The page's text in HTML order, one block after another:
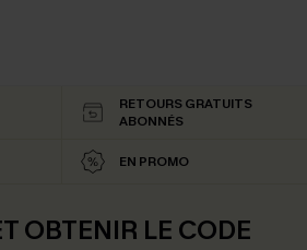
RETOURS GRATUITS
ABONNÉS
EN PROMO
OBTENIR LE CODE